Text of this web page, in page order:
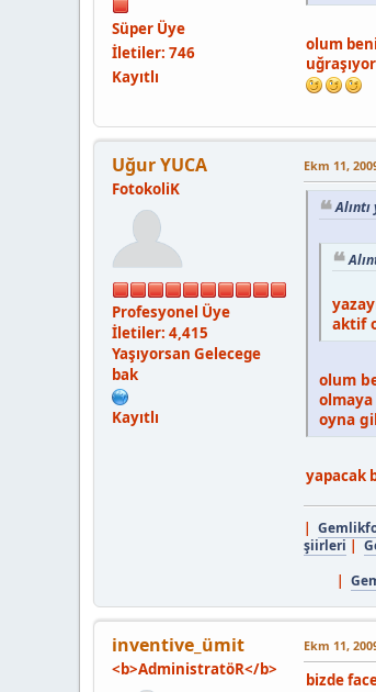
Süper Üye
İletiler: 746
Kayıtlı
olum
Uğur YUCA
FotokoliK
Profesyonel Üye
İletiler: 4,415
Yaşıyorsan Gelecege
bak
Kayıtlı
Ekm 11,
aktif
olum
oyna
yapacak
şiirleri
inventive_ümit
<b>AdministratöR</b>
Ekm 11,
bizde